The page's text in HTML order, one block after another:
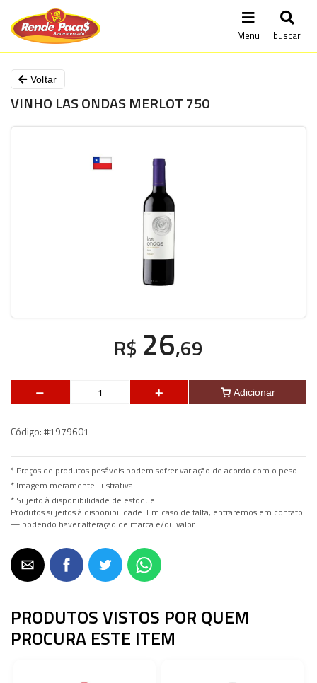
Menu buscar
Voltar
VINHO LAS ONDAS MERLOT 750
R$ 26,69
Adicionar
Código:#1979601
* Preços de produtos pesáveis podem sofrer variação de acordo com o peso.
* Imagem meramente ilustrativa.
* Sujeito à disponibilidade de estoque.
Produtos sujeitos à disponibilidade. Em caso de falta, entraremos em contato
— podendo haver alteração de marca e/ou valor.
PRODUTOS VISTOS POR QUEM
PROCURA ESTE ITEM